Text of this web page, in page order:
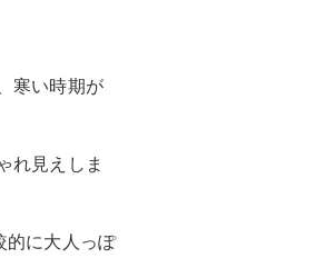
寒い時期が
れ見えしま
的に大人っぽ